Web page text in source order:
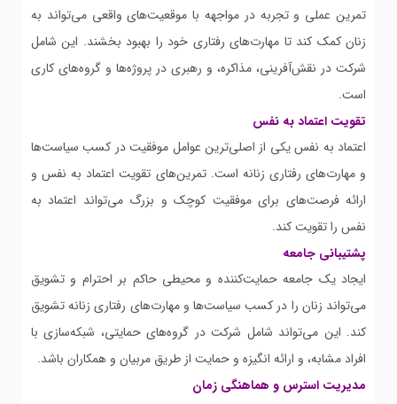
تمرین عملی و تجربه در مواجهه با موقعیت‌های واقعی می‌تواند به
زنان کمک کند تا مهارت‌های رفتاری خود را بهبود بخشند. این شامل
شرکت در نقش‌آفرینی، مذاکره، و رهبری در پروژه‌ها و گروه‌های کاری
است.
تقویت اعتماد به نفس
اعتماد به نفس یکی از اصلی‌ترین عوامل موفقیت در کسب سیاست‌ها
و مهارت‌های رفتاری زنانه است. تمرین‌های تقویت اعتماد به نفس و
ارائه فرصت‌های برای موفقیت کوچک و بزرگ می‌تواند اعتماد به
نفس را تقویت کند.
پشتیبانی جامعه
ایجاد یک جامعه حمایت‌کننده و محیطی حاکم بر احترام و تشویق
می‌تواند زنان را در کسب سیاست‌ها و مهارت‌های رفتاری زنانه تشویق
کند. این می‌تواند شامل شرکت در گروه‌های حمایتی، شبکه‌سازی با
افراد مشابه، و ارائه انگیزه و حمایت از طریق مربیان و همکاران باشد.
مدیریت استرس و هماهنگی زمان